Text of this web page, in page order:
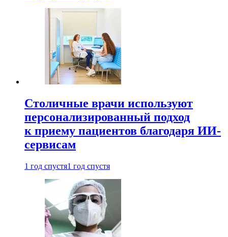
Столичные врачи используют
персонализированный подход
к приему пациентов благодаря ИИ-
сервисам
1 год спустя1 год спустя